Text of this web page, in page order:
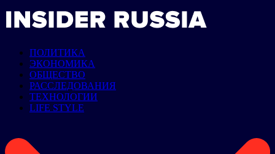
ПОЛИТИКА
ЭКОНОМИКА
ОБЩЕСТВО
РАССЛЕДОВАНИЯ
ТЕХНОЛОГИИ
LIFE STYLE